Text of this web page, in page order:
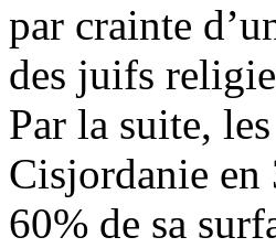
par crainte
des juifs
Par la suite,
Cisjordanie en
60% de sa